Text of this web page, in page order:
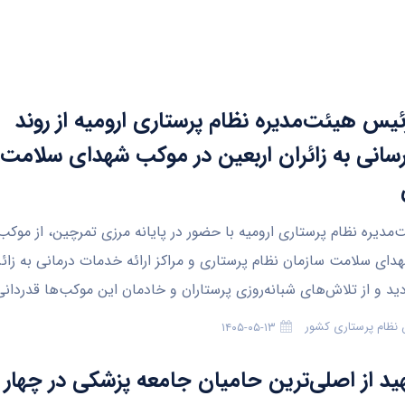
هیئت‌مدیره نظام پرستاری ارومیه از روند
به زائران اربعین در موکب شهدای
نظام پرستاری ارومیه با حضور در پایانه مرزی تمرچین، از
سلامت سازمان نظام پرستاری و مراکز ارائه خدمات درمانی به
و از تلاش‌های شبانه‌روزی پرستاران و خادمان این موکب‌ها
نظام پرستاری کشور ۱۴۰۵-۰۵-۱۳
از اصلی‌ترین حامیان جامعه پزشکی در